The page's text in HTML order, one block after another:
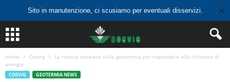
Sito in manutenzione, ci scusiamo per eventuali disservizi. ✕
Home Cosvig
La ricerca accelera sulla geotermia per rispondere alla richiesta di
energia
COSVIG GEOTERMIA NEWS